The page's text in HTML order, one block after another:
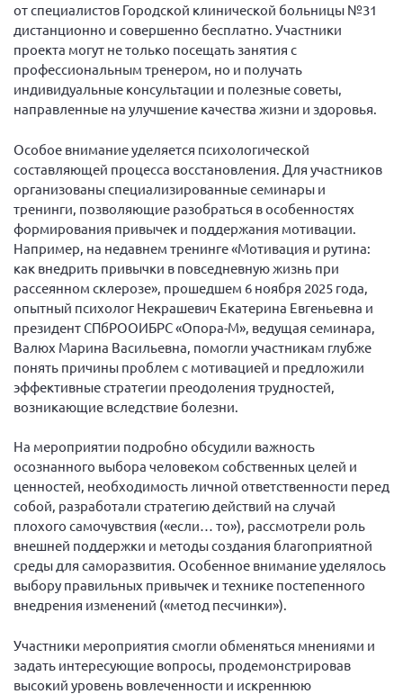
Краснодарский край
Красноярский край
Липецкая область
Ленинградская область
Московская область
Мурманская область
Нижегородская область
Новгородская область
Новосибирская область
Омская область
Оренбургская область
Пензенская область
Республика Башкортостан
Республика Карелия
Республика Калмыкия
Республика Хакасия
Ростовская область
г. Санкт-Петербург
г. Севастополь
Самарская область ПРИЗМА
Самарская область СГОРС
от специалистов Городской клинической больницы №31
дистанционно и совершенно бесплатно. Участники
проекта могут не только посещать занятия с
профессиональным тренером, но и получать
индивидуальные консультации и полезные советы,
направленные на улучшение качества жизни и здоровья.
Особое внимание уделяется психологической
составляющей процесса восстановления. Для участников
организованы специализированные семинары и
тренинги, позволяющие разобраться в особенностях
формирования привычек и поддержания мотивации.
Например, на недавнем тренинге «Мотивация и рутина:
как внедрить привычки в повседневную жизнь при
рассеянном склерозе», прошедшем 6 ноября 2025 года,
опытный психолог Некрашевич Екатерина Евгеньевна и
президент СПбРООИБРС «Опора-М», ведущая семинара,
Валюх Марина Васильевна, помогли участникам глубже
понять причины проблем с мотивацией и предложили
эффективные стратегии преодоления трудностей,
возникающие вследствие болезни.
На мероприятии подробно обсудили важность
осознанного выбора человеком собственных целей и
ценностей, необходимость личной ответственности перед
собой, разработали стратегию действий на случай
плохого самочувствия («если… то»), рассмотрели роль
внешней поддержки и методы создания благоприятной
среды для саморазвития. Особенное внимание уделялось
выбору правильных привычек и технике постепенного
внедрения изменений («метод песчинки»).
Участники мероприятия смогли обменяться мнениями и
задать интересующие вопросы, продемонстрировав
высокий уровень вовлеченности и искреннюю